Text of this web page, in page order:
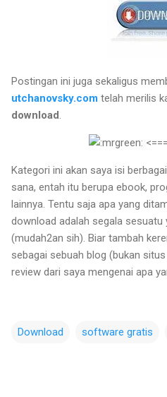
Postingan ini juga sekaligus
utchanovsky.com telah merilis
download.
Kategori ini akan saya isi
sana, entah itu berupa ebook,
lainnya. Tentu saja apa yang
download adalah segala
(mudah2an sih). Biar tambah
sebagai sebuah blog (bukan
review dari saya mengenai apa
Download software gratis